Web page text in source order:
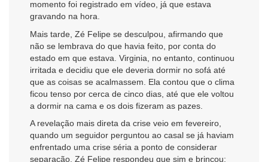
momento foi registrado em vídeo, já que estava
gravando na hora.
Mais tarde, Zé Felipe se desculpou, afirmando que
não se lembrava do que havia feito, por conta do
estado em que estava. Virginia, no entanto, continuou
irritada e decidiu que ele deveria dormir no sofá até
que as coisas se acalmassem. Ela contou que o clima
ficou tenso por cerca de cinco dias, até que ele voltou
a dormir na cama e os dois fizeram as pazes.
A revelação mais direta da crise veio em fevereiro,
quando um seguidor perguntou ao casal se já haviam
enfrentado uma crise séria a ponto de considerar
separação. Zé Felipe respondeu que sim e brincou: